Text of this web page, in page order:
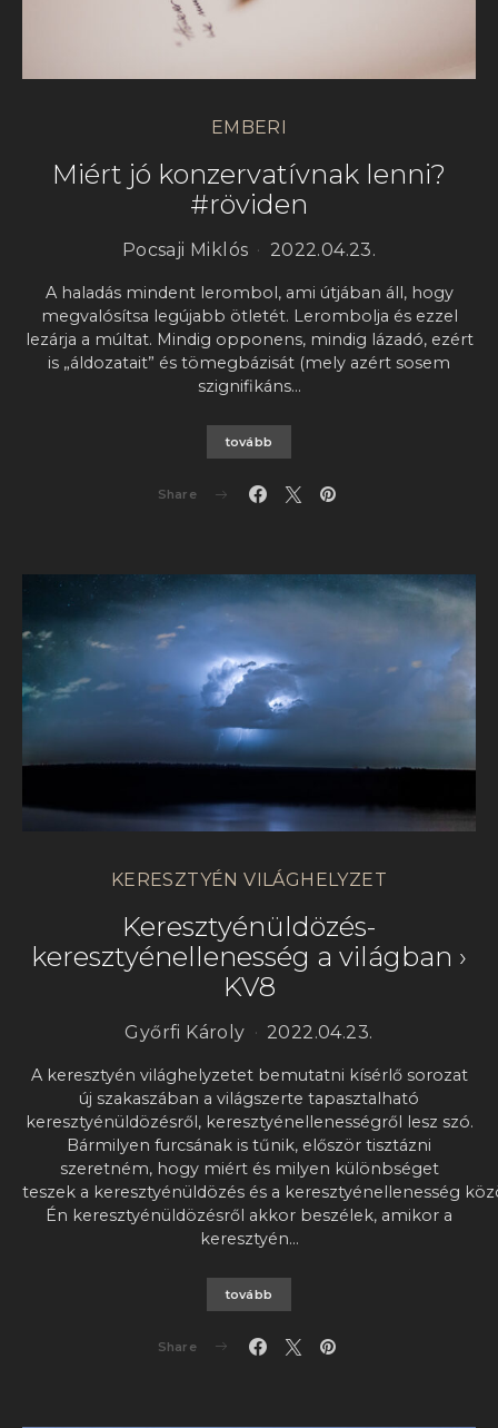
EMBERI
Miért jó konzervatívnak lenni?
#röviden
Pocsaji Miklós 2022.04.23.
A haladás mindent lerombol, ami útjában áll, hogy
megvalósítsa legújabb ötletét. Lerombolja és ezzel
lezárja a múltat. Mindig opponens, mindig lázadó, ezért
is „áldozatait” és tömegbázisát (mely azért sosem
szignifikáns…
tovább
Share
KERESZTYÉN VILÁGHELYZET
Keresztyénüldözés-
keresztyénellenesség a világban ›
KV8
Győrfi Károly 2022.04.23.
A keresztyén világhelyzetet bemutatni kísérlő sorozat
új szakaszában a világszerte tapasztalható
keresztyénüldözésről, keresztyénellenességről lesz szó.
Bármilyen furcsának is tűnik, először tisztázni
szeretném, hogy miért és milyen különbséget
teszek a keresztyénüldözés és a keresztyénellenesség
Én keresztyénüldözésről akkor beszélek, amikor a
keresztyén…
tovább
Share